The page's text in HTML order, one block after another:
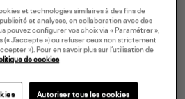
et technologies similaires à des fins de
et analyses, en collaboration avec des
pouvez configurer vos choix via « Paramétrer »,
(« J’accepte ») ou refuser ceux non strictement
»). Pour en savoir plus sur l’utilisation de
de cookies
Autoriser tous les cookies